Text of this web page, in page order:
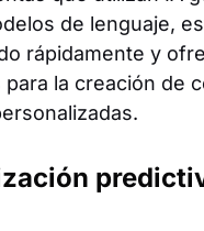
de lenguaje,
rápidamente y
para la creación de